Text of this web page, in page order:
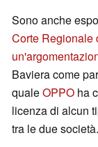
Sono anche
Corte Regionale
Baviera come
qualeOPPO ha
licenza di alcun
tra le due società.